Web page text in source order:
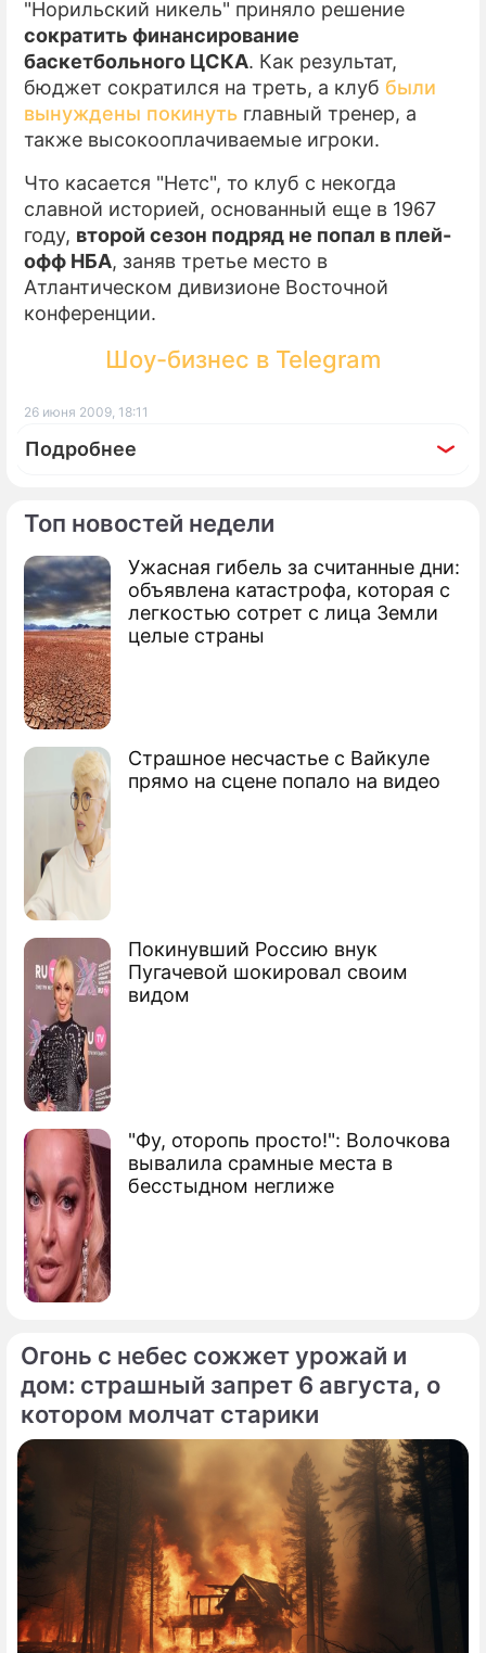
Топ новостей недели
Ужасная гибель за считанные дни:
объявлена катастрофа, которая с
легкостью сотрет с лица Земли
целые страны
Страшное несчастье с Вайкуле
прямо на сцене попало на видео
Покинувший Россию внук
Пугачевой шокировал своим
видом
"Фу, оторопь просто!": Волочкова
вывалила срамные места в
бесстыдном неглиже
"Норильский никель" приняло решение
сократить финансирование
баскетбольного ЦСКА. Как результат,
бюджет сократился на треть, а клуб были
вынуждены покинуть главный тренер, а
также высокооплачиваемые игроки.
Что касается "Нетс", то клуб с некогда
славной историей, основанный еще в 1967
году, второй сезон подряд не попал в плей-
офф НБА, заняв третье место в
Атлантическом дивизионе Восточной
конференции.
Шоу-бизнес в Telegram
26 июня 2009, 18:11
Подробнее
По теме
Канадскому миллиардеру отказали в
НХЛ
Коби Брайант вернул "Лейкерс"
чемпионство
Обама признался в любви к
баскетболисту
Огонь с небес сожжет урожай и
дом: страшный запрет 6 августа, о
котором молчат старики